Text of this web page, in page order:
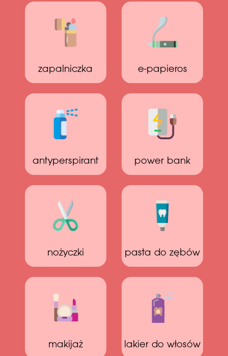
zapalniczka e-papieros
antyperspirant power bank
nożyczki pasta do zębów
makijaż lakier do włosów